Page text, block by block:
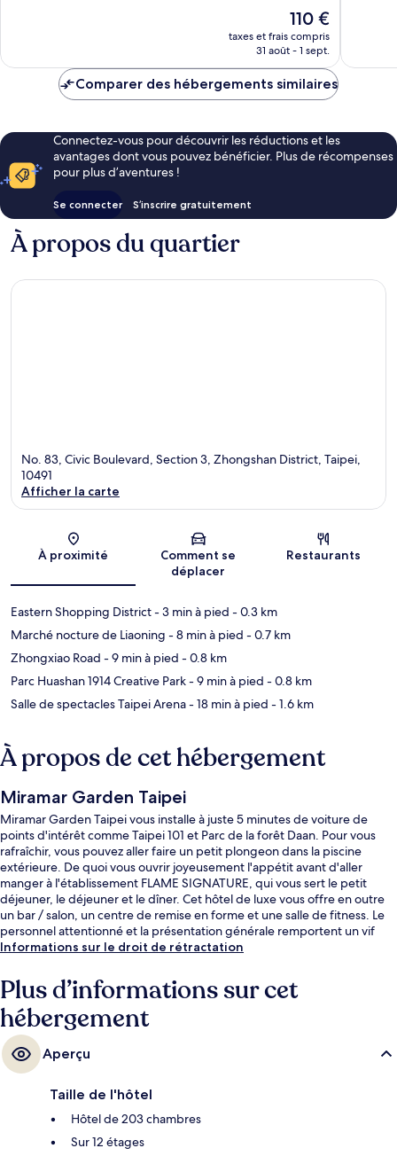
Le
nouveau
prix
de
110 €
taxes et frais compris
31 août - 1 sept.
Comparer des hébergements similaires
Connectez-vous pour découvrir les réductions et les
avantages dont vous pouvez bénéficier. Plus de récompenses
pour plus d’aventures !
Se connecter S’inscrire gratuitement
À propos du quartier
No. 83, Civic Boulevard, Section 3, Zhongshan District, Taipei,
10491
Afficher la carte
À proximité
Comment se
déplacer
Restaurants
Eastern Shopping District- 3 min à pied - 0.3 km
Marché nocture de Liaoning - 8 min à pied - 0.7 km
Zhongxiao Road - 9 min à pied - 0.8 km
Parc Huashan 1914 Creative Park- 9 min à pied - 0.8 km
Salle de spectacles Taipei Arena- 18 min à pied - 1.6 km
À propos de cet hébergement
Miramar Garden Taipei
Miramar Garden Taipei vous installe à juste 5 minutes de voiture de
points d'intérêt comme Taipei 101 et Parc de la forêt Daan. Pour vous
rafraîchir, vous pouvez aller faire un petit plongeon dans la piscine
extérieure. De quoi vous ouvrir joyeusement l'appétit avant d'aller
manger à l'établissement FLAME SIGNATURE, qui vous sert le petit
déjeuner, le déjeuner et le dîner. Cet hôtel de luxe vous offre en outre
un bar / salon, un centre de remise en forme et une salle de fitness. Le
personnel attentionné et la présentation générale remportent un vif
succès auprès des autres voyageurs. L'hébergement se situe à une très
Zhongziao Xinsheng se trouve à 8 min et Station Zhongxiao Fuxing, à 13
min.
Informations sur le droit de rétractation
Plus d’informations sur cet
hébergement
Aperçu
Taille de l'hôtel
Hôtel de 203 chambres
Sur 12 étages